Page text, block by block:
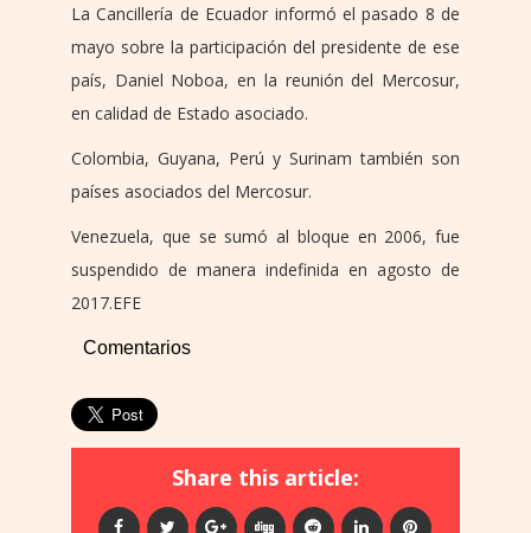
La Cancillería de Ecuador informó el pasado 8 de
mayo sobre la participación del presidente de ese
país, Daniel Noboa, en la reunión del Mercosur,
en calidad de Estado asociado.
Colombia, Guyana, Perú y Surinam también son
países asociados del Mercosur.
Venezuela, que se sumó al bloque en 2006, fue
suspendido de manera indefinida en agosto de
2017.EFE
Comentarios
Share this article: